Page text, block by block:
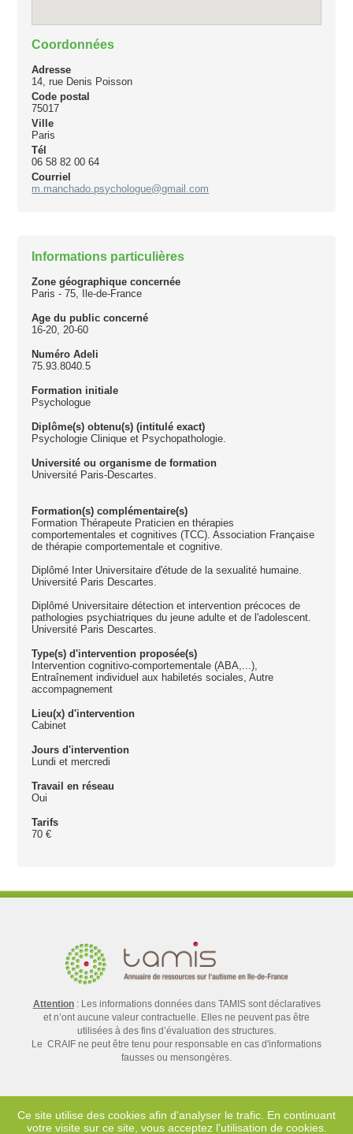
Coordonnées
Adresse
14, rue Denis Poisson
Code postal
75017
Ville
Paris
Tél
06 58 82 00 64
Courriel
m.manchado.psychologue@gmail.com
Informations particulières
Zone géographique concernée
Paris - 75, Ile-de-France
Age du public concerné
16-20, 20-60
Numéro Adeli
75.93.8040.5
Formation initiale
Psychologue
Diplôme(s) obtenu(s) (intitulé exact)
Psychologie Clinique et Psychopathologie.
Université ou organisme de formation
Université Paris-Descartes.
Formation(s) complémentaire(s)
Formation Thérapeute Praticien en thérapies
comportementales et cognitives (TCC). Association Française
de thérapie comportementale et cognitive.
Diplômé Inter Universitaire d'étude de la sexualité humaine.
Université Paris Descartes.
Diplômé Universitaire détection et intervention précoces de
pathologies psychiatriques du jeune adulte et de l'adolescent.
Université Paris Descartes.
Type(s) d'intervention proposée(s)
Intervention cognitivo-comportementale (ABA,...),
Entraînement individuel aux habiletés sociales, Autre
accompagnement
Lieu(x) d'intervention
Cabinet
Jours d'intervention
Lundi et mercredi
Travail en réseau
Oui
Tarifs
70 €
Attention: Les informations données dans TAMIS sont déclaratives
et n’ont aucune valeur contractuelle. Elles ne peuvent pas être
utilisées à des fins d’évaluation des structures.
Le CRAIF ne peut être tenu pour responsable en cas d'informations
fausses ou mensongères.
Ce site utilise des cookies afin d'analyser le trafic. En continuant
votre visite sur ce site, vous acceptez l'utilisation de cookies.